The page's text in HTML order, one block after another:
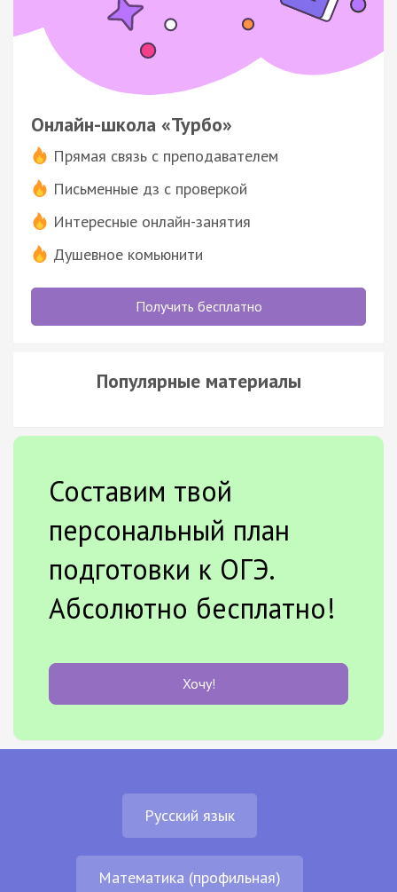
Онлайн-школа «Турбо»
Прямая связь с преподавателем
Письменные дз с проверкой
Интересные онлайн-занятия
Душевное комьюнити
Получить бесплатно
Популярные материалы
Составим твой
персональный план
подготовки к ОГЭ.
Абсолютно бесплатно!
Хочу!
Русский язык
Математика (профильная)